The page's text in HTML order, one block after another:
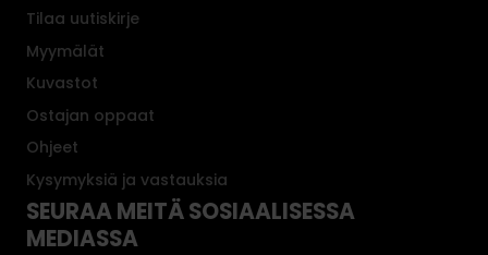
Tilaa uutiskirje
Myymälät
Kuvastot
Ostajan oppaat
Ohjeet
Kysymyksiä ja vastauksia
SEURAA MEITÄ SOSIAALISESSA
MEDIASSA